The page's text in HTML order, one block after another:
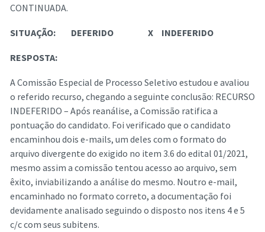
CONTINUADA.
SITUAÇÃO: DEFERIDO X INDEFERIDO
RESPOSTA:
A Comissão Especial de Processo Seletivo estudou e avaliou
o referido recurso, chegando a seguinte conclusão: RECURSO
INDEFERIDO – Após reanálise, a Comissão ratifica a
pontuação do candidato. Foi verificado que o candidato
encaminhou dois e-mails, um deles com o formato do
arquivo divergente do exigido no item 3.6 do edital 01/2021,
mesmo assim a comissão tentou acesso ao arquivo, sem
êxito, inviabilizando a análise do mesmo. Noutro e-mail,
encaminhado no formato correto, a documentação foi
devidamente analisado seguindo o disposto nos itens 4 e 5
c/c com seus subitens.